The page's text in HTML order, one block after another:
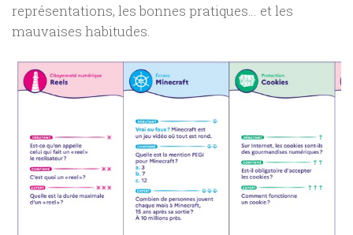
représentations, les bonnes pratiques… et les
mauvaises habitudes.